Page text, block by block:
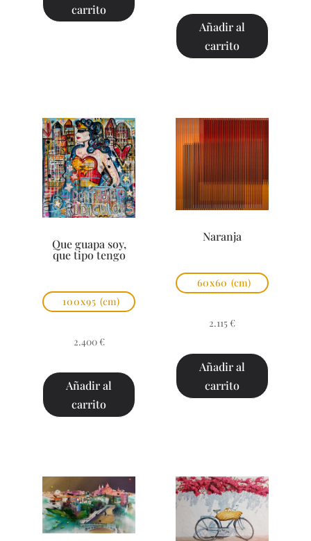
carrito
Añadir al
carrito
Que guapa soy,
que tipo tengo
100x95 (cm)
2.400 €
Añadir al
carrito
Naranja
60x60 (cm)
2.115 €
Añadir al
carrito